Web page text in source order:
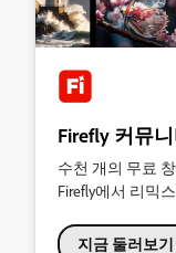
Firefly 커뮤
수천 개의 무료
Firefly에서 리믹
지금 둘러보기